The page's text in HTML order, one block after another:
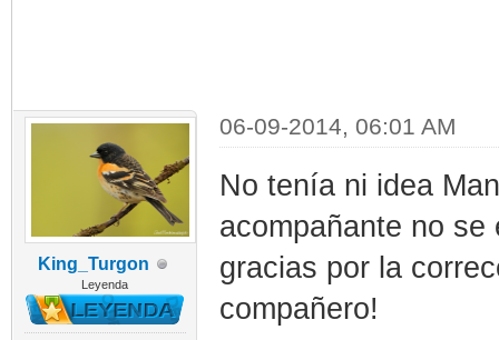
King_Turgon
Leyenda
06-09-2014, 06:01 AM
No tenía ni idea
acompañante no se
gracias por la
compañero!